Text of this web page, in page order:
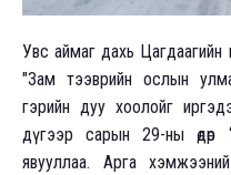
Увс аймаг дахь Цагдаагийн
"Зам тээврийн ослын
гэрийн дуу хоолойг
дүгээр сарын 29-ны өдөр
явууллаа. Арга